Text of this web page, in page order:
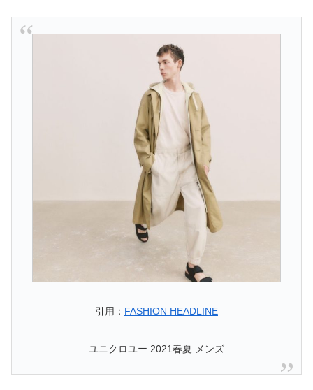
引用： FASHION HEADLINE
ユニクロユー 2021春夏 メンズ